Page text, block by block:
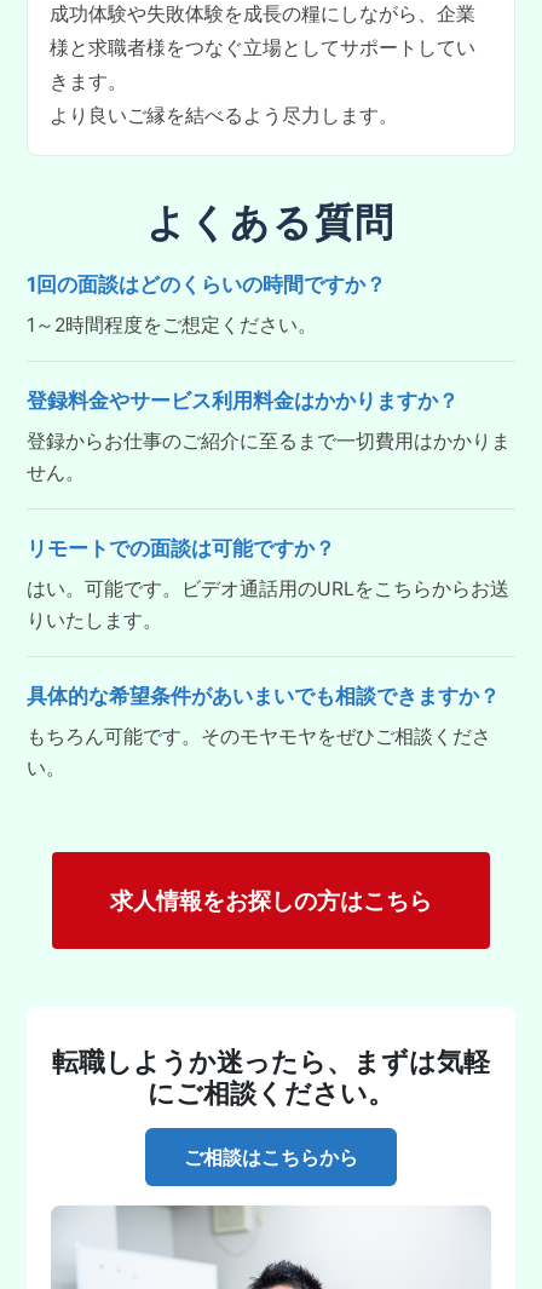
成功体験や失敗体験を成長の糧にしながら、企業
様と求職者様をつなぐ立場としてサポートしてい
きます。
より良いご縁を結べるよう尽力します。
よくある質問
1回の面談はどのくらいの時間ですか？
1～2時間程度をご想定ください。
登録料金やサービス利用料金はかかりますか？
登録からお仕事のご紹介に至るまで一切費用はかかりま
せん。
リモートでの面談は可能ですか？
はい。可能です。ビデオ通話用のURLをこちらからお送
りいたします。
具体的な希望条件があいまいでも相談できますか？
もちろん可能です。そのモヤモヤをぜひご相談くださ
い。
求人情報をお探しの方はこちら
転職しようか迷ったら、まずは気軽
にご相談ください。
ご相談はこちらから